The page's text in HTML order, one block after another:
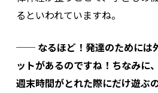
るといわれていますね。
── なるほど！発達のためには
ットがあるのですね！ちなみに
週末時間がとれた際にだけ遊ぶ